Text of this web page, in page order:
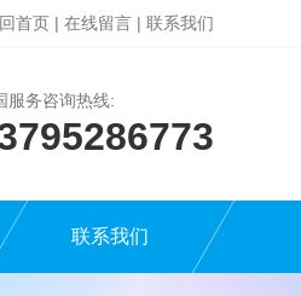
首页 | 在线留言 | 联系我们
服务咨询热线:
联系我们